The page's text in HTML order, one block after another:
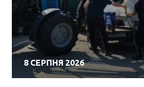
8 СЕРПНЯ 2026